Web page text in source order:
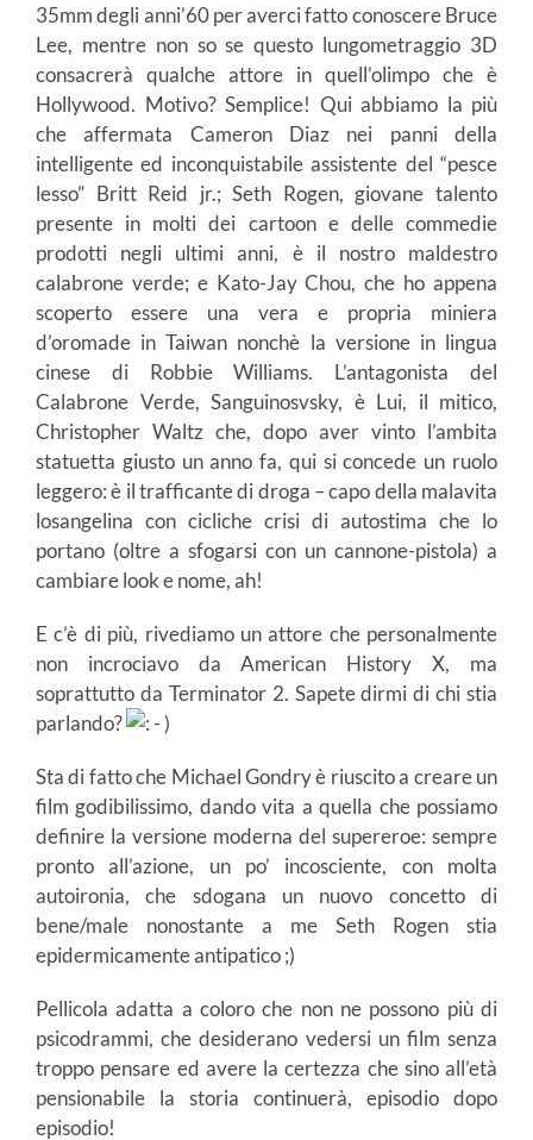
35mm degli anni’60 per averci fatto conoscere Bruce
Lee, mentre non so se questo lungometraggio 3D
consacrerà qualche attore in quell’olimpo che è
Hollywood. Motivo? Semplice! Qui abbiamo la più
che affermata Cameron Diaz nei panni della
intelligente ed inconquistabile assistente del “pesce
lesso” Britt Reid jr.; Seth Rogen, giovane talento
presente in molti dei cartoon e delle commedie
prodotti negli ultimi anni, è il nostro maldestro
calabrone verde; e Kato-Jay Chou, che ho appena
scoperto essere una vera e propria miniera
d’oromade in Taiwan nonchè la versione in lingua
cinese di Robbie Williams. L’antagonista del
Calabrone Verde, Sanguinosvsky, è Lui, il mitico,
Christopher Waltz che, dopo aver vinto l’ambita
statuetta giusto un anno fa, qui si concede un ruolo
leggero: è il trafficante di droga – capo della malavita
losangelina con cicliche crisi di autostima che lo
portano (oltre a sfogarsi con un cannone-pistola) a
cambiare look e nome, ah!
E c’è di più, rivediamo un attore che personalmente
non incrociavo da American History X, ma
soprattutto da Terminator 2. Sapete dirmi di chi stia
parlando?
Sta di fatto che Michael Gondry è riuscito a creare un
film godibilissimo, dando vita a quella che possiamo
definire la versione moderna del supereroe: sempre
pronto all’azione, un po’ incosciente, con molta
autoironia, che sdogana un nuovo concetto di
bene/male nonostante a me Seth Rogen stia
epidermicamente antipatico ;)
Pellicola adatta a coloro che non ne possono più di
psicodrammi, che desiderano vedersi un film senza
troppo pensare ed avere la certezza che sino all’età
pensionabile la storia continuerà, episodio dopo
episodio!